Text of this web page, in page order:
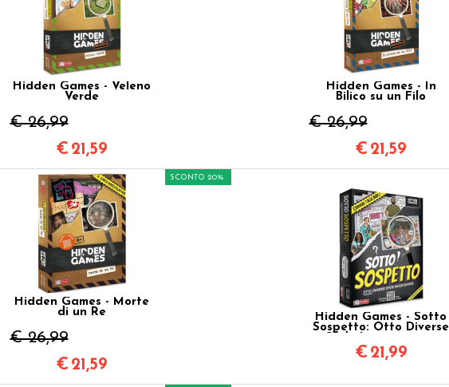
Hidden Games - Veleno
Verde
€ 26,99
€ 21,59
Hidden Games - In
Bilico su un Filo
€ 26,99
€ 21,59
Hidden Games - Morte
di un Re
€ 26,99
SCONTO 20%
€ 21,59
Hidden Games - Sotto
Sospetto: Otto Diverse
€ 21,99